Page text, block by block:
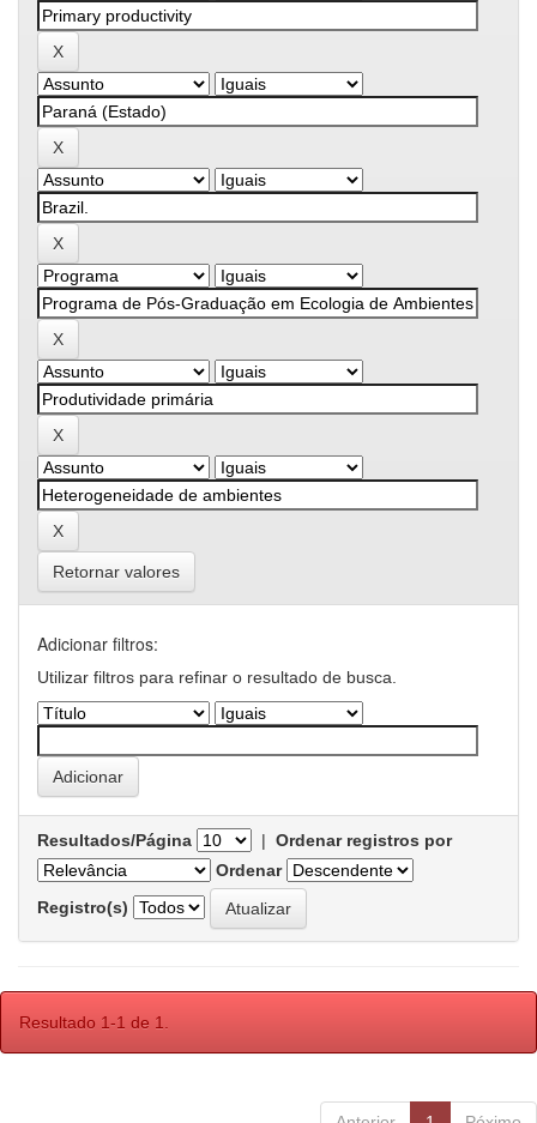
Retornar valores
Adicionar filtros:
Utilizar filtros para refinar o resultado de busca.
Resultados/Página | Ordenar registros por
Ordenar
Registro(s)
Resultado 1-1 de 1.